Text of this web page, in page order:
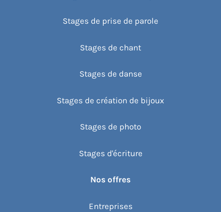
Stages de prise de parole
Stages de chant
Stages de danse
Stages de création de bijoux
Stages de photo
Stages d'écriture
Nos offres
Entreprises